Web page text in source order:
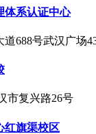
体系认证中心
688号武汉广场
市复兴路26号
红旗渠校区